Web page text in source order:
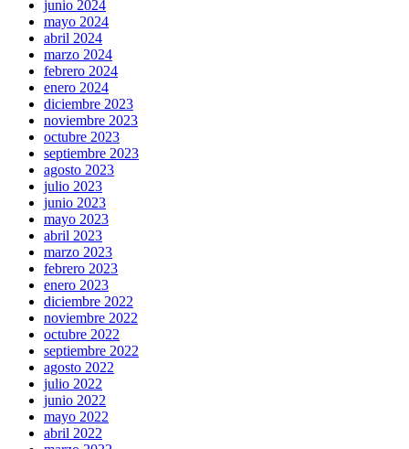
junio 2024
mayo 2024
abril 2024
marzo 2024
febrero 2024
enero 2024
diciembre 2023
noviembre 2023
octubre 2023
septiembre 2023
agosto 2023
julio 2023
junio 2023
mayo 2023
abril 2023
marzo 2023
febrero 2023
enero 2023
diciembre 2022
noviembre 2022
octubre 2022
septiembre 2022
agosto 2022
julio 2022
junio 2022
mayo 2022
abril 2022